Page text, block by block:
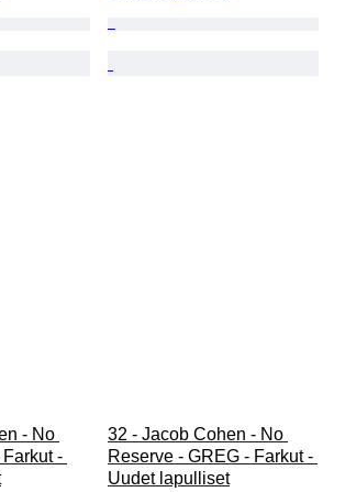
- No
-
32 - Jacob Cohen - No
Reserve - GREG - Farkut -
Uudet lapulliset